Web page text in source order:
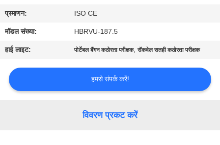
संपर्क
करें
उद्धरण
की
प्रमाणन: ISO CE
मॉडल संख्या: HBRVU-187.5
हाई लाइट: पोर्टेबल बैंगन कठोरता परीक्षक,रॉकवेल सतही कठोरता परीक्षक
हमसे संपर्क करें!
विवरण प्रकट करें